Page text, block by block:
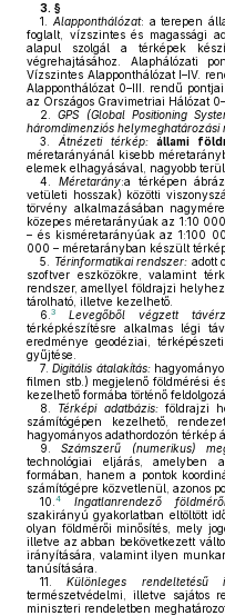
3. §
1.
Alapponthálózat: a terepen
foglalt, vízszintes és magassági
alapul szolgál a térképek
végrehajtásához. Alaphálózati
Vízszintes Alapponthálózat I–IV.
Alapponthálózat 0–III. rendű
az Országos Gravimetriai Hálózat
2.
GPS (Global Positioning
háromdimenziós helymeghatározási
3.
Átnézeti térkép: állami
méretarányánál kisebb
elemek elhagyásával, nagyobb
4.
Méretarány:a térképen
vetületi hosszak) közötti
törvény alkalmazásában
közepes méretarányúak az 1:10
– és kisméretarányúak az 1:100
000 – méretarányban készült
5.
Térinformatikai rendszer: adott
szoftver eszközökre, valamint
rendszer, amellyel földrajzi
tárolható, illetve kezelhető.
6. 3 Levegőből végzett
térképkészítésre alkalmas légi
eredménye geodéziai,
gyűjtése.
7. Digitális átalakítás:
filmen stb.) megjelenő földmérési
kezelhető formába történő
8.
Térképi adatbázis:földrajzi
számítógépen kezelhető,
hagyományos adathordozón térkép
9.
Számszerű (numerikus)
technológiai eljárás, amelyben
formában, hanem a pontok
számítógépre közvetlenül, azonos
10. 4 Ingatlanrendező
szakirányú gyakorlatban eltöltött
olyan földmérői minősítés, mely
illetve az abban bekövetkezett
irányítására, valamint ilyen
tanúsítására.
11.
Különleges rendeltetésű
természetvédelmi, illetve sajátos
miniszteri rendeletben